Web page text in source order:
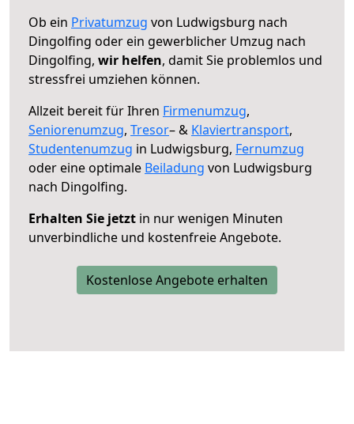
Ob ein Privatumzug von Ludwigsburg nach
Dingolfing oder ein gewerblicher Umzug nach
Dingolfing, wir helfen, damit Sie problemlos und
stressfrei umziehen können.
Allzeit bereit für Ihren Firmenumzug,
Seniorenumzug, Tresor– & Klaviertransport,
Studentenumzug in Ludwigsburg, Fernumzug
oder eine optimale Beiladung von Ludwigsburg
nach Dingolfing.
Erhalten Sie jetzt in nur wenigen Minuten
unverbindliche und kostenfreie Angebote.
Kostenlose Angebote erhalten